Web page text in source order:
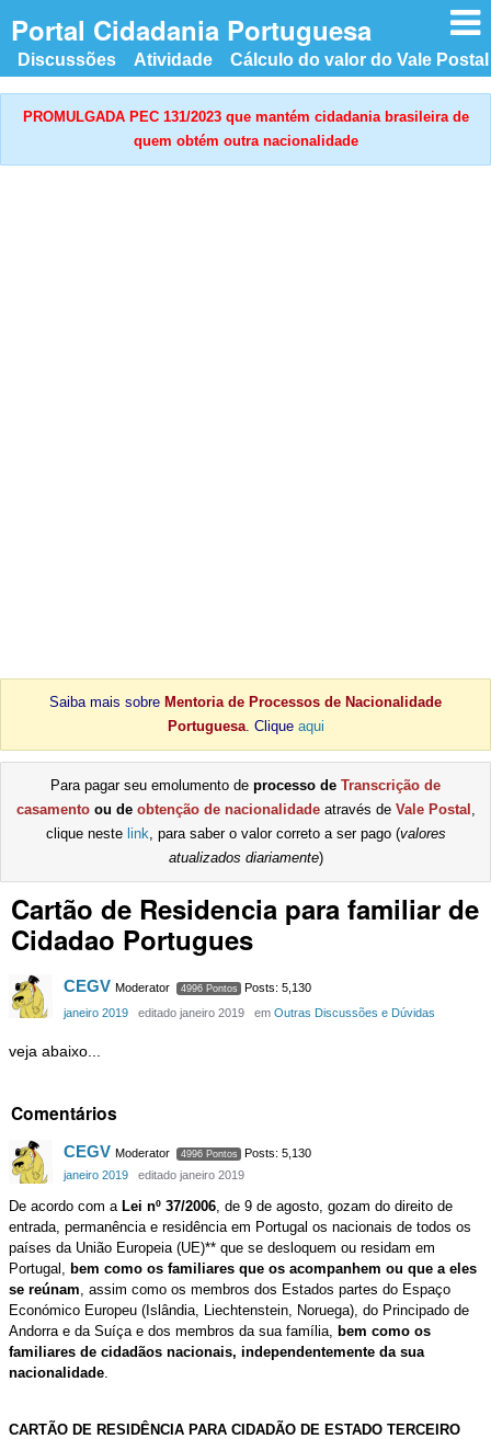
Portal Cidadania Portuguesa
Discussões Atividade Cálculo do valor do Vale Postal
PROMULGADA PEC 131/2023 que mantém cidadania brasileira de
quem obtém outra nacionalidade
Saiba mais sobre Mentoria de Processos de Nacionalidade
Portuguesa. Clique aqui
Para pagar seu emolumento de processo de Transcrição de
casamentoou de obtenção de nacionalidadeatravés de Vale Postal ,
clique neste link, para saber o valor correto a ser pago (valores
atualizados diariamente)
Cartão de Residencia para familiar de
Cidadao Portugues
CEGV Moderator 4996 Pontos
Posts: 5,130
janeiro 2019
editado janeiro 2019 em Outras Discussões e Dúvidas
veja abaixo...
Comentários
CEGV Moderator 4996 Pontos
Posts: 5,130
janeiro 2019
editado janeiro 2019
De acordo com a Lei nº 37/2006 , de 9 de agosto, gozam do direito de
entrada, permanência e residência em Portugal os nacionais de todos os
países da União Europeia (UE)** que se desloquem ou residam em
Portugal,
bem como os familiares que os acompanhem ou que a eles
se reúnam , assim como os membros dos Estados partes do Espaço
Económico Europeu (Islândia, Liechtenstein, Noruega), do Principado de
Andorra e da Suíça e dos membros da sua família,
bem como os
familiares de cidadãos nacionais, independentemente da sua
nacionalidade​
CARTÃO DE RESIDÊNCIA PARA CIDADÃO DE ESTADO TERCEIRO
n